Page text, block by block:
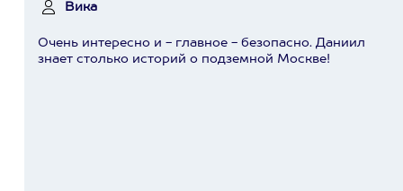
Вика
Очень интересно и - главное - безопасно. Даниил
знает столько историй о подземной Москве!